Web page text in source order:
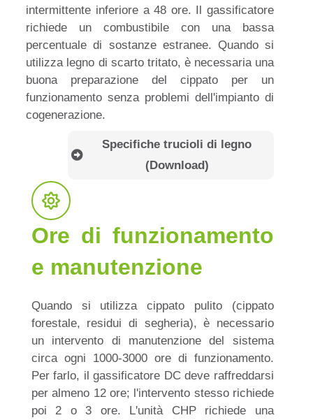
intermittente inferiore a 48 ore. Il gassificatore
richiede un combustibile con una bassa
percentuale di sostanze estranee. Quando si
utilizza legno di scarto tritato, è necessaria una
buona preparazione del cippato per un
funzionamento senza problemi dell'impianto di
cogenerazione.
Specifiche trucioli di legno
(Download)
Ore di funzionamento
e manutenzione
Quando si utilizza cippato pulito (cippato
forestale, residui di segheria), è necessario
un intervento di manutenzione del sistema
circa ogni 1000-3000 ore di funzionamento.
Per farlo, il gassificatore DC deve raffreddarsi
per almeno 12 ore; l'intervento stesso richiede
poi 2 o 3 ore. L'unità CHP richiede una